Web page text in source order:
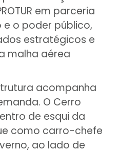
em parceria
o poder público,
estratégicos e
malha aérea
acompanha
O Cerro
de esqui da
como carro-chefe
ao lado de